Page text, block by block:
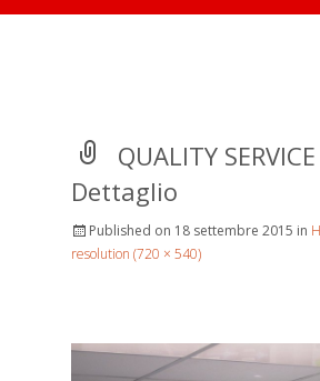
QUALITY
Dettaglio
Published on 18 settembre 2015 in
resolution (720 × 540)